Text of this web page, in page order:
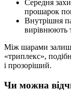
Середня
прошарок
Внутрішня
вирівнюють
Між шарами
«триплекс»,
і прозоріший.
Чи можна